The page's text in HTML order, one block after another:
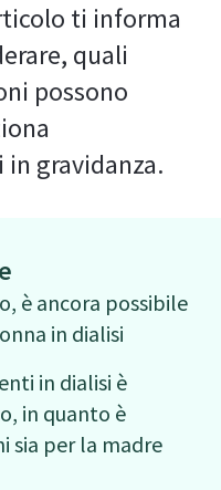
ti informa
quali
possono
gravidanza.
è ancora possibile
in dialisi
in dialisi è
in quanto è
sia per la madre